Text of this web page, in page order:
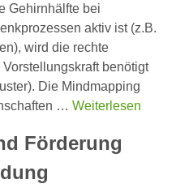
Gehirnhälfte bei
aktiv ist (z.B.
wird die rechte
benötigt
Die Mindmapping
… Weiterlesen
Förderung